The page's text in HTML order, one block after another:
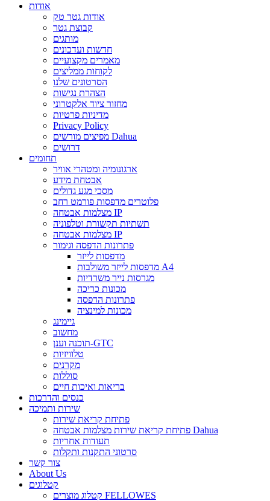
אודות
אודות גטר טק
קבוצת גטר
מותגים
חדשות ועדכונים
מאמרים מקצועיים
לקוחות ממליצים
הסרטונים שלנו
הצהרת נגישות
מחזור ציוד אלקטרוני
מדיניות פרטיות
Privacy Policy
מפיצים מורשים Dahua
דרושים
תחומים
ארגונומיה ומטהרי אוויר
אבטחת מידע
מסכי מגע גדולים
פלוטרים מדפסות פורמט רחב
מצלמות אבטחה IP
תשתיות תקשורת וטלפוניה
מצלמות אבטחה IP
פתרונות הדפסה וגימור
מדפסות לייזר
מדפסות לייזר משולבות A4
מגרסות נייר משרדיות
מכונות כריכה
פתרונות הדפסה
מכונות למינציה
גיימינג
מחשוב
תוכנה וענן-GTC
טלוויזיות
מקרנים
סוללות
בריאות ואיכות חיים
כנסים והדרכות
שירות ותמיכה
פתיחת קריאת שירות
פתיחת קריאת שירות מצלמות אבטחה Dahua
תעודות אחריות
סרטוני התקנות ותקלות
צור קשר
About Us
קטלוגים
קטלוג מוצרים FELLOWES